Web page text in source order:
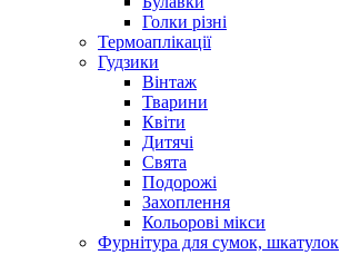
Голки різні
Термоаплікації
Гудзики
Вінтаж
Тварини
Квіти
Дитячі
Свята
Подорожі
Захоплення
Кольорові мікси
Фурнітура для сумок, шкатулок